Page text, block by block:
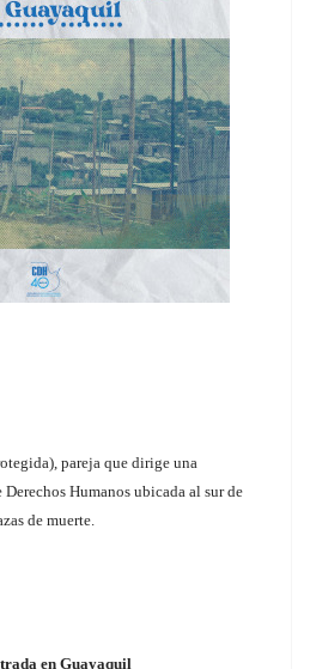
pareja que dirige una
Humanos ubicada al sur de
de muerte.
en Guayaquil